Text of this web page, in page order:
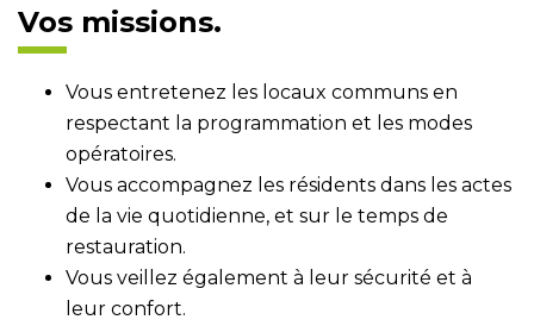
Vos missions.
Vous entretenez les locaux communs en
respectant la programmation et les modes
opératoires.
Vous accompagnez les résidents dans les actes
de la vie quotidienne, et sur le temps de
restauration.
Vous veillez également à leur sécurité et à
leur confort.